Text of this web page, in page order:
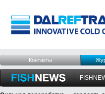
Контакты